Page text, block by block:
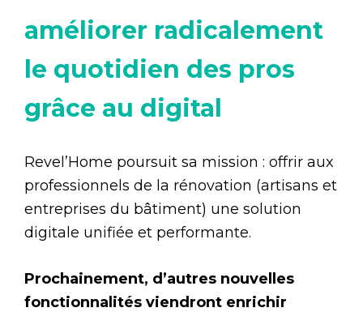
améliorer radicalement
le quotidien des pros
grâce au digital
Revel’Home poursuit sa mission : offrir aux
professionnels de la rénovation (artisans et
entreprises du bâtiment) une solution
digitale unifiée et performante.
Prochainement, d’autres nouvelles
fonctionnalités viendront enrichir